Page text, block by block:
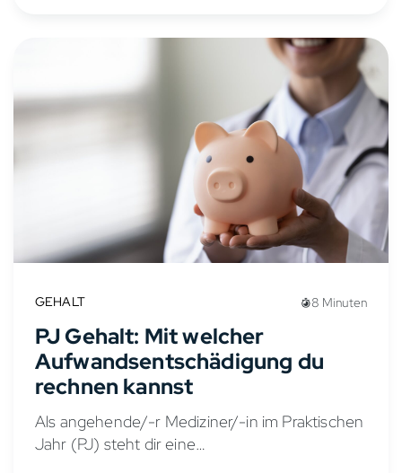
GEHALT 8 Minuten
PJ Gehalt: Mit welcher
Aufwandsentschädigung du
rechnen kannst
Als angehende/-r Mediziner/-in im Praktischen
Jahr (PJ) steht dir eine